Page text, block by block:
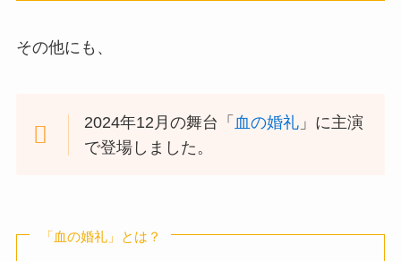
その他にも、
2024年12月の舞台「 血の婚礼 」に主演
で登場しました。
「血の婚礼」とは？